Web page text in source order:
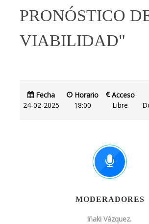
PRONÓSTICO
VIABILIDAD"
Fecha
24-02-2025
Horario
18:00
Acceso
Libre
MODERADORES
Iñaki Vázquez.